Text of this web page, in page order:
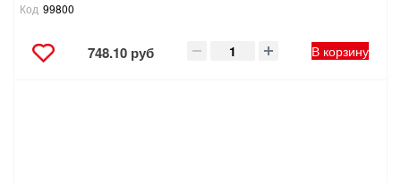
Код 99800
748.10 руб В корзину